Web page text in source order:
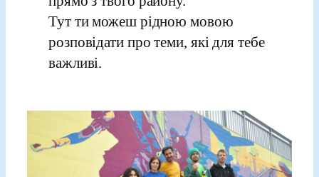
Тут ти можеш рідною мовою
розповідати про теми, які для тебе
важливі.